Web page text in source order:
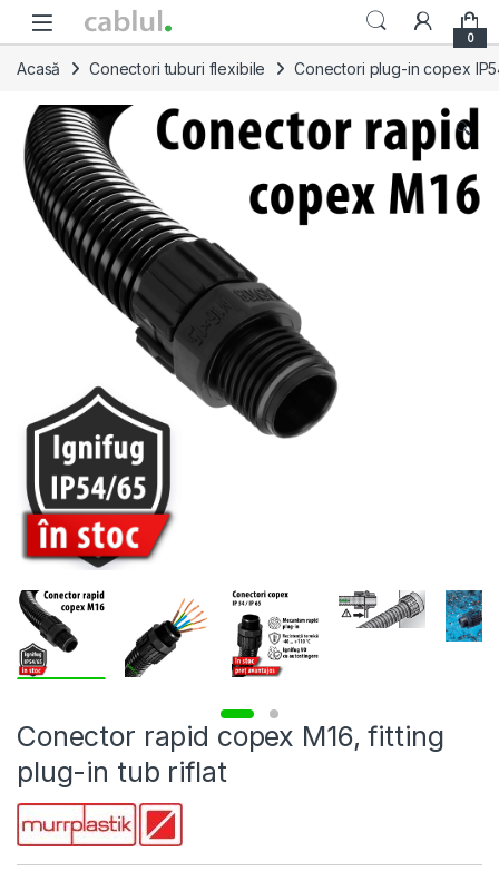
Skip to navigation
Skip to content
0
Acasă Conectori tuburi flexibile Conectori plug-in copex
🔍
Conector rapid copex M16, fitting
plug-in tub riflat